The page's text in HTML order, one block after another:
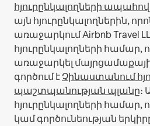
հյուրընկալողների
այն հյուրընկալողներին,
առաջարկում Airbnb Travel
հյուրընկալողների համար,
առաջարկել
գործում էՉինաստանում
պաշտպանության պլանը։
հյուրընկալողների համար,
կամ գործունեության